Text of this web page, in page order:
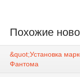
Похожие
&quot;Установка
Фантома